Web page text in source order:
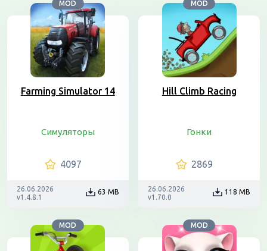
MOD
Farming Simulator 14
Симуляторы
4097
26.06.2026
v1.4.8.1
63 MB
MOD
Hill Climb Racing
Гонки
2869
26.06.2026
v1.70.0
118 MB
MOD MOD